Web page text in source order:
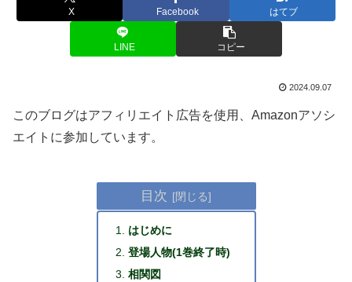
X Facebook はてブ
LINE コピー
2024.09.07
このブログはアフィリエイト広告を使用、Amazonアソシ
エイトに参加しています。
目次
はじめに
登場人物(1巻終了時)
相関図